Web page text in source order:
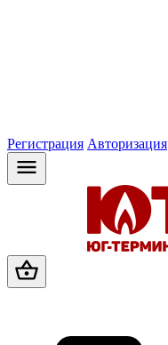
Регистрация Авторизация